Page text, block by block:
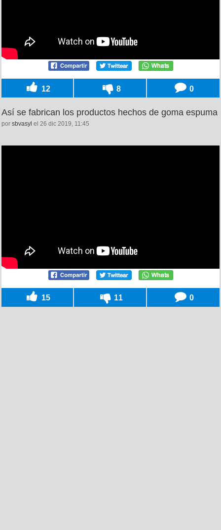
12 8 0
Así se fabrican los productos hechos de goma espuma
por sbvasyl el 26 dic 2019, 11:45
15 11 0